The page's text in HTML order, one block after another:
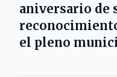
aniversario de
el pleno